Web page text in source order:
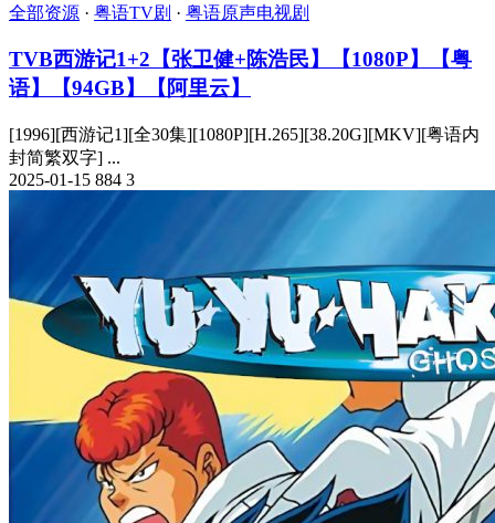
全部资源 · 粤语TV剧 · 粤语原声电视剧
TVB西游记1+2【张卫健+陈浩民】【1080P】【粤
语】【94GB】【阿里云】
[1996][西游记1][全30集][1080P][H.265][38.20G][MKV][粤语内
封简繁双字] ...
2025-01-15 884 3